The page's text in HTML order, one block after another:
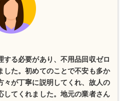
する必要があり、不用品回収ゼロ
した。初めてのことで不安も多か
々が丁寧に説明してくれ、故人の
してくれました。地元の業者さん